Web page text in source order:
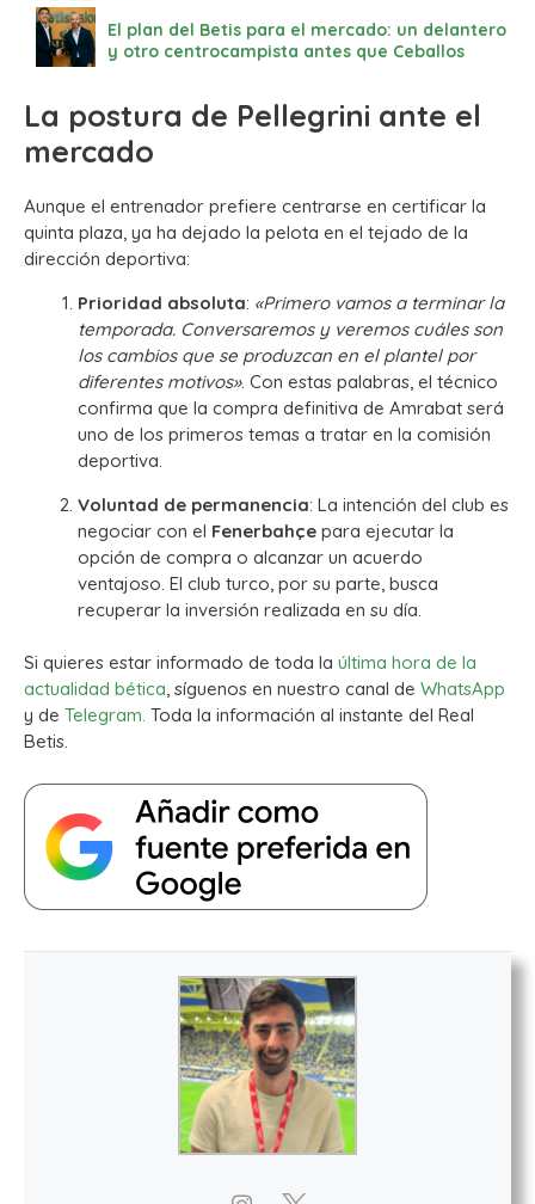
El plan del Betis para el mercado: un delantero
y otro centrocampista antes que Ceballos
La postura de Pellegrini ante el
mercado
Aunque el entrenador prefiere centrarse en certificar la
quinta plaza, ya ha dejado la pelota en el tejado de la
dirección deportiva:
Prioridad absoluta: «Primero vamos a terminar la
temporada. Conversaremos y veremos cuáles son
los cambios que se produzcan en el plantel por
diferentes motivos». Con estas palabras, el técnico
confirma que la compra definitiva de Amrabat será
uno de los primeros temas a tratar en la comisión
deportiva.
Voluntad de permanencia: La intención del club es
negociar con el Fenerbahçe para ejecutar la
opción de compra o alcanzar un acuerdo
ventajoso. El club turco, por su parte, busca
recuperar la inversión realizada en su día.
Si quieres estar informado de toda la última hora de la
actualidad bética, síguenos en nuestro canal de WhatsApp
y de Telegram. Toda la información al instante del Real
Betis.